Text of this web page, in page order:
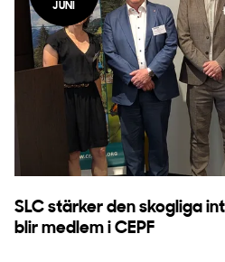
JUNI
SLC stärker den skogliga
blir medlem i CEPF